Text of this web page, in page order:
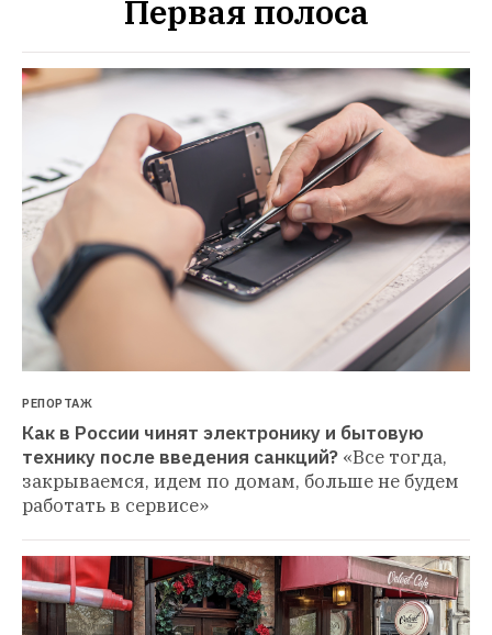
Первая полоса
РЕПОРТАЖ
Как в России чинят электронику и бытовую
технику после введения санкций? «Все тогда,
закрываемся, идем по домам, больше не будем
работать в сервисе»